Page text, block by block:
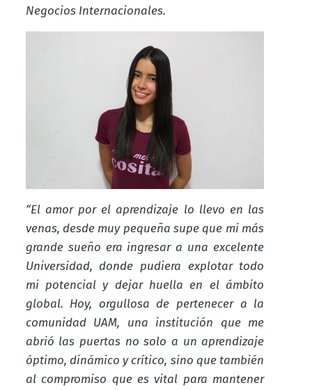
Negocios Internacionales.
“El amor por el aprendizaje lo llevo en las
venas, desde muy pequeña supe que mi más
grande sueño era ingresar a una excelente
Universidad, donde pudiera explotar todo
mi potencial y dejar huella en el ámbito
global. Hoy, orgullosa de pertenecer a la
comunidad UAM, una institución que me
abrió las puertas no solo a un aprendizaje
óptimo, dinámico y crítico, sino que también
al compromiso que es vital para mantener